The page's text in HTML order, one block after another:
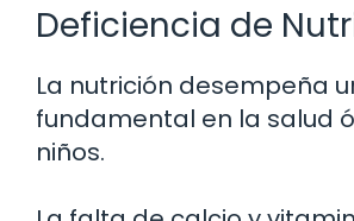
Deficiencia de
La nutrición desempeña
fundamental en la salud
niños.